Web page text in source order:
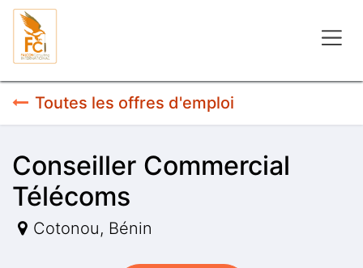
Se rendre au contenu
Toutes les offres d'emploi
Conseiller Commercial
Télécoms
Cotonou, Bénin